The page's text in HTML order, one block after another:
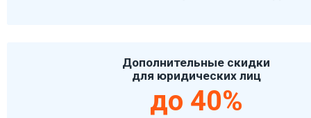
Дополнительные скидки
для юридических лиц
до 40%